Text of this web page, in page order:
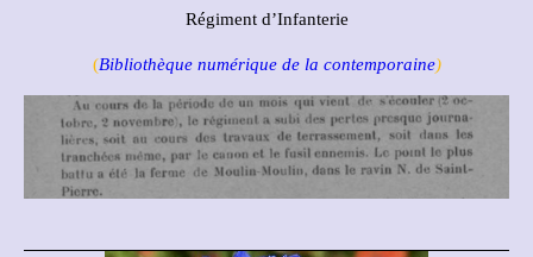
Régiment d’Infanterie
(Bibliothèque numérique de la contemporaine)